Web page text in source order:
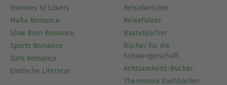
Enemies to Lovers
Mafia Romance
Slow Burn Romance
Sports Romance
Dark Romance
Erotische Literatur
Reiseberichte
Reiseführer
Bastelbücher
Bücher für die
Schwangerschaft
Achtsamkeits-Bücher
Thermomix Kochbücher